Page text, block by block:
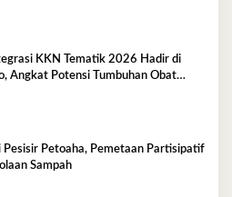
KKN Tematik 2026 Hadir di
Angkat Potensi Tumbuhan Obat
Pesisir Petoaha, Pemetaan Partisipatif
Sampah